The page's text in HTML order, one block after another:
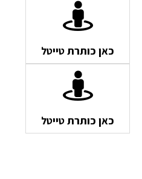
כאן כותרת טייטל
כאן כותרת טייטל